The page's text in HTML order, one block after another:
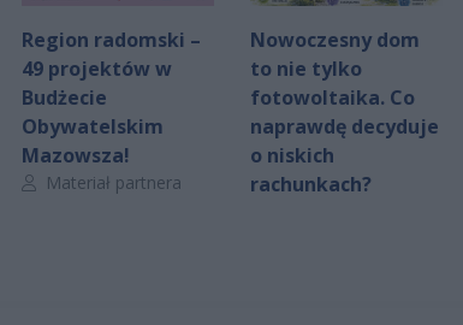
Region radomski –
49 projektów w
Budżecie
Obywatelskim
Mazowsza!
Autor artykułu:
Materiał partnera
Nowoczesny dom
to nie tylko
fotowoltaika. Co
naprawdę decyduje
o niskich
rachunkach?